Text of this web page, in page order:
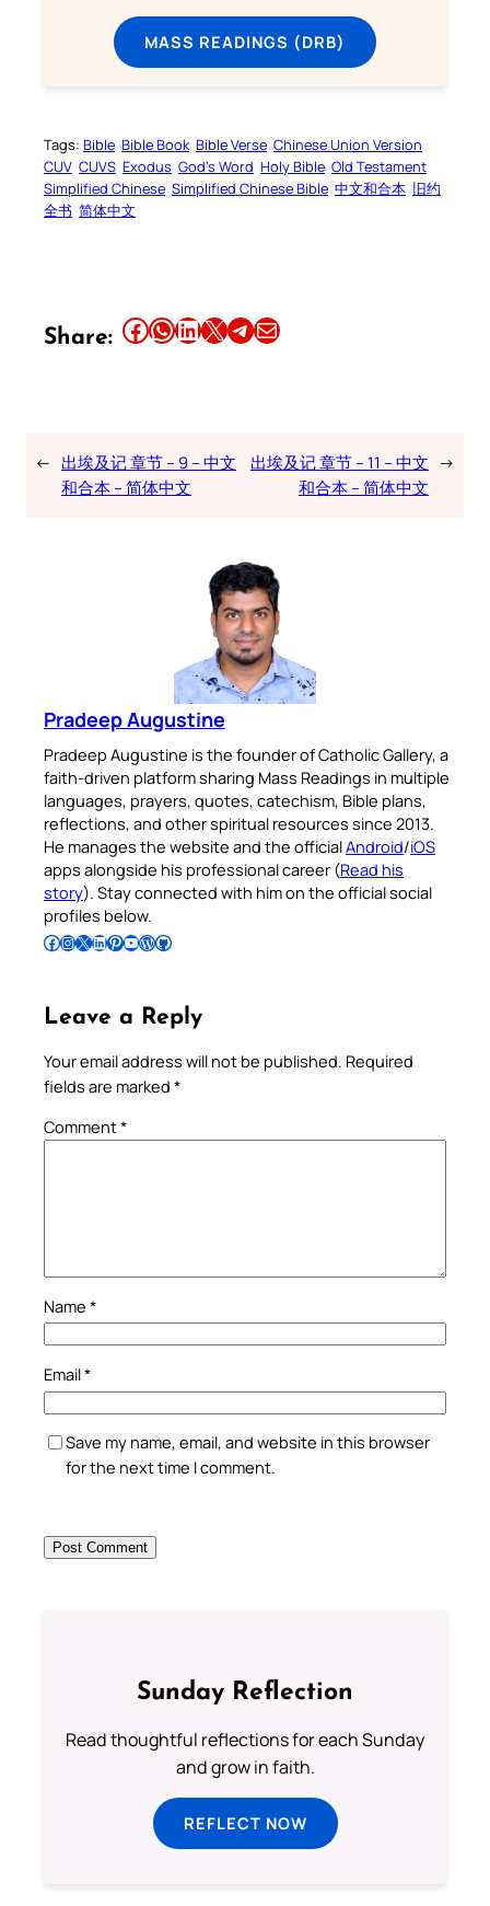
MASS READINGS (DRB)
Tags: Bible Bible Book Bible Verse Chinese Union Version
CUV CUVS Exodus God’s Word Holy Bible Old Testament
Simplified Chinese Simplified Chinese Bible 中文和合本 旧约
全书 简体中文
Share: Share this article on Facebook Share this article on WhatsApp Share this article on LinkedIn Share this article on X Share this article on TelegramEmail this Article
← 出埃及记 章节 – 9 – 中文
和合本 – 简体中文
出埃及记 章节 – 11 – 中文
和合本 – 简体中文
→
Pradeep Augustine
Pradeep Augustine is the founder of Catholic Gallery, a
faith-driven platform sharing Mass Readings in multiple
languages, prayers, quotes, catechism, Bible plans,
reflections, and other spiritual resources since 2013.
He manages the website and the officialAndroid/iOS
apps alongside his professional career (Read his
story). Stay connected with him on the official social
profiles below.
Follow Pradeep on Facebook Follow Pradeep on InstagramFollow Pradeep on X Follow Pradeep on LinkedIn Follow Pradeep on Pinterest Subscribe to Pradeep’s Youtube Channel Follow Pradeep on WordPress Follow Pradeep on GitHub
Leave a Reply
Your email address will not be published. Required
fields are marked *
Comment*
Name *
Email*
Save my name, email, and website in this browser
for the next time I comment.
Sunday Reflection
Read thoughtful reflections for each Sunday
and grow in faith.
REFLECT NOW